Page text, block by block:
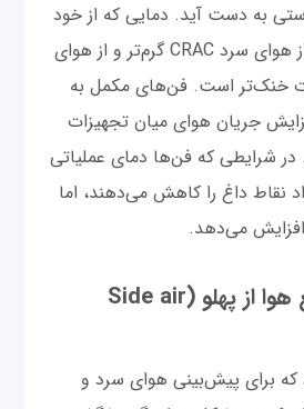
به دست آید. دمایی که از خود
فن‌ها تولید می‌شود از هوای سرد CRAC گرم‌تر و از هوای
خنک‌تر است. فن‌های مکمل به
جریان هوای میان تجهیزات
در شرایطی که فن‌ها دمای عملیاتی
نقاط داغ را کاهش می‌دهند، اما
افزایش می‌دهد.
سامانه‌های توزیع هوا از پهلو (Side air
که برای پیش‌بینی هوای سرد و